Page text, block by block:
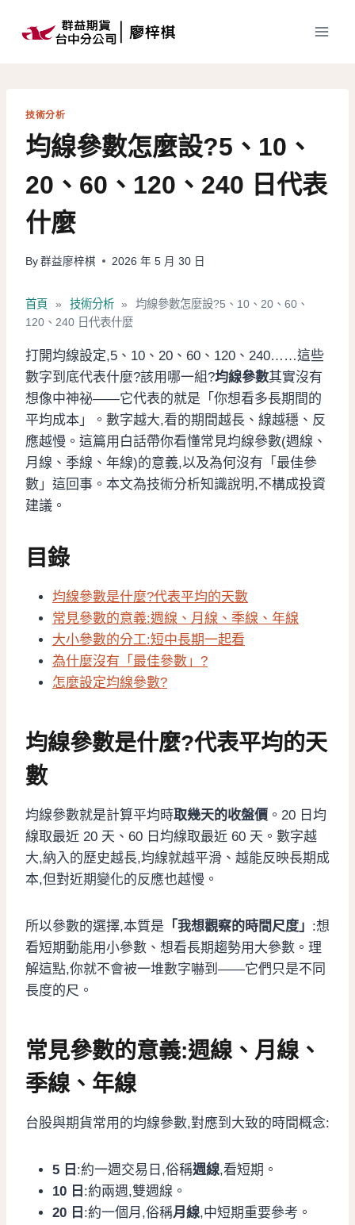
技術分析
均線參數怎麼設?5、10、
20、60、120、240 日代表
什麼
By 群益廖梓棋 2026 年 5 月 30 日
首頁 » 技術分析 »
均線參數怎麼設?5、10、20、60、
120、240 日代表什麼
打開均線設定,5、10、20、60、120、240……這些
數字到底代表什麼?該用哪一組?均線參數其實沒有
想像中神祕——它代表的就是「你想看多長期間的
平均成本」。數字越大,看的期間越長、線越穩、反
應越慢。這篇用白話帶你看懂常見均線參數(週線、
月線、季線、年線)的意義,以及為何沒有「最佳參
數」這回事。本文為技術分析知識說明,不構成投資
建議。
目錄
均線參數是什麼?代表平均的天數
常見參數的意義:週線、月線、季線、年線
大小參數的分工:短中長期一起看
為什麼沒有「最佳參數」?
怎麼設定均線參數?
均線參數是什麼?代表平均的天
數
均線參數就是計算平均時取幾天的收盤價 。20 日均
線取最近 20 天、60 日均線取最近 60 天。數字越
大,納入的歷史越長,均線就越平滑、越能反映長期成
本,但對近期變化的反應也越慢。
所以參數的選擇,本質是 「我想觀察的時間尺度」 :想
看短期動能用小參數、想看長期趨勢用大參數。理
解這點,你就不會被一堆數字嚇到——它們只是不同
長度的尺。
常見參數的意義:週線、月線、
季線、年線
台股與期貨常用的均線參數,對應到大致的時間概念:
5 日 :約一週交易日,俗稱週線,看短期。
10 日 :約兩週,雙週線。
20 日 :約一個月,俗稱月線,中短期重要參考。